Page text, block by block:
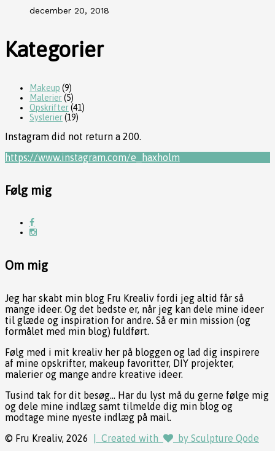
december 20, 2018
Kategorier
Makeup (9)
Malerier(5)
Opskrifter(41)
Syslerier(19)
Instagram did not return a 200.
https://www.instagram.com/e_haxholm
Følg mig
Om mig
Jeg har skabt min blog Fru Krealiv fordi jeg altid får så
mange ideer. Og det bedste er, når jeg kan dele mine ideer
til glæde og inspiration for andre. Så er min mission (og
formålet med min blog) fuldført.
Følg med i mit krealiv her på bloggen og lad dig inspirere
af mine opskrifter, makeup favoritter, DIY projekter,
malerier og mange andre kreative ideer.
Tusind tak for dit besøg... Har du lyst må du gerne følge mig
og dele mine indlæg samt tilmelde dig min blog og
modtage mine nyeste indlæg på mail.
© Fru Krealiv, 2026
| Created with by Sculpture Qode